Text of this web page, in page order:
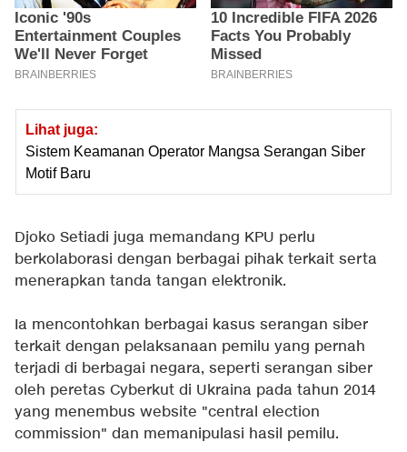
Lihat juga:
Sistem Keamanan Operator Mangsa Serangan Siber
Motif Baru
Djoko Setiadi juga memandang KPU perlu
berkolaborasi dengan berbagai pihak terkait serta
menerapkan tanda tangan elektronik.
Ia mencontohkan berbagai kasus serangan siber
terkait dengan pelaksanaan pemilu yang pernah
terjadi di berbagai negara, seperti serangan siber
oleh peretas Cyberkut di Ukraina pada tahun 2014
yang menembus website "central election
commission" dan memanipulasi hasil pemilu.